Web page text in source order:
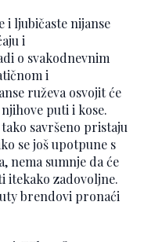
i ljubičaste nijanse
i
o svakodnevnim
i
ruževa osvojit će
puti i kose.
savršeno pristaju
se još upotpune s
nema sumnje da će
itekako zadovoljne.
brendovi pronaći